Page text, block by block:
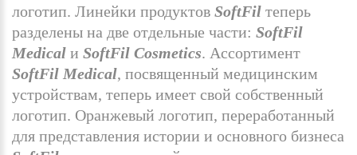
логотип. Линейки продуктов SoftFil теперь
разделены на две отдельные части: SoftFil
Medical и SoftFil Cosmetics. Ассортимент
SoftFil Medical, посвященный медицинским
устройствам, теперь имеет свой собственный
логотип. Оранжевый логотип, переработанный
для представления истории и основного бизнеса